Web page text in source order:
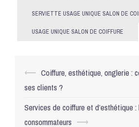
SERVIETTE USAGE UNIQUE SALON DE
USAGE UNIQUE SALON DE COIFFURE
Navigation
d’article
⟵ Coiffure, esthétique, onglerie :
ses clients ?
Services de coiffure et d’esthétique
consommateurs ⟶